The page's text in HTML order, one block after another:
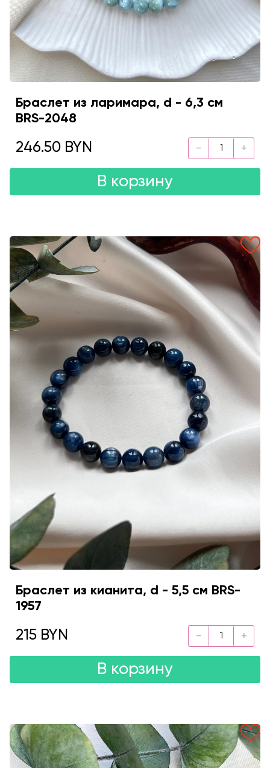
Браслет из ларимара, d - 6,3 см
BRS-2048
246.50 BYN
В корзину
Браслет из кианита, d - 5,5 см BRS-
1957
215 BYN
В корзину